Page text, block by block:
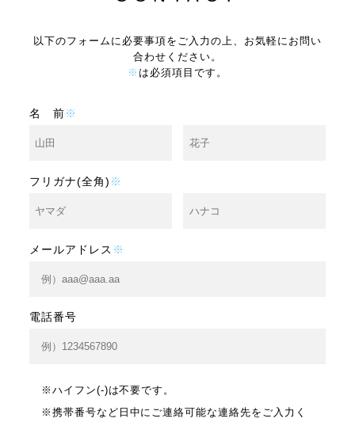
以下のフォームに必要事項をご入力の上、お気軽にお問い
合わせください。
※ は必須項目です。
名 前※
フリガナ(全角) ※
メールアドレス ※
電話番号
※ハイフン(-)は不要です。
※携帯番号など日中にご連絡可能な連絡先をご入力く